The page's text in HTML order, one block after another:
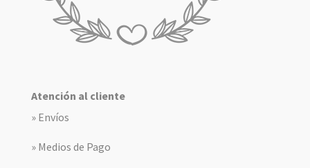
Atención al cliente
» Envíos
» Medios de Pago